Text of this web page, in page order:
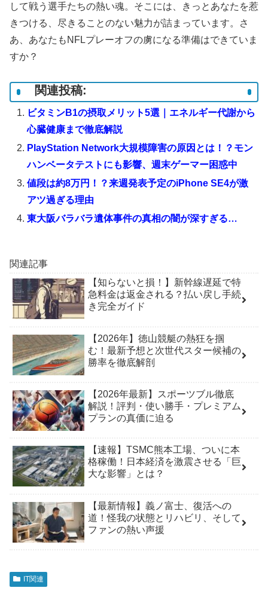
して戦う選手たちの熱い魂。そこには、きっとあなたを惹
きつける、尽きることのない魅力が詰まっています。さ
あ、あなたもNFLプレーオフの虜になる準備はできていま
すか？
関連投稿:
ビタミンB1の摂取メリット5選｜エネルギー代謝から
心臓健康まで徹底解説
PlayStation Network大規模障害の原因とは！？モン
ハンベータテストにも影響、週末ゲーマー困惑中
値段は約8万円！？来週発表予定のiPhone SE4が激
アツ過ぎる理由
東大阪バラバラ遺体事件の真相の闇が深すぎる…
関連記事
【知らないと損！】新幹線遅延で特
急料金は返金される？払い戻し手続
き完全ガイド
【2026年】徳山競艇の熱狂を掴
む！最新予想と次世代スター候補の
勝率を徹底解剖
【2026年最新】スポーツブル徹底
解説！評判・使い勝手・プレミアム
プランの真価に迫る
【速報】TSMC熊本工場、ついに本
格稼働！日本経済を激震させる「巨
大な影響」とは？
【最新情報】義ノ富士、復活への
道！怪我の状態とリハビリ、そして
ファンの熱い声援
IT関連